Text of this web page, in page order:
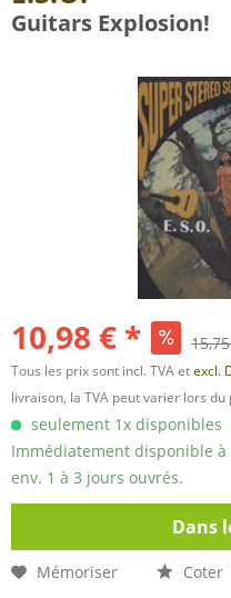
Guitars Explosion!
10,98 € *
Tous les prix sont incl. TVA etexcl.
livraison, la TVA peut varier lors du
seulement 1x disponibles
Immédiatement disponible
env. 1 à 3 jours ouvrés.
Dans
Mémoriser Coter